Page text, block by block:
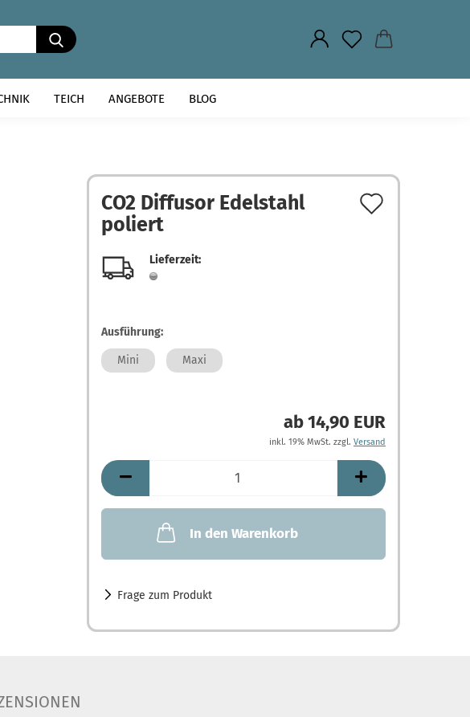
Suche...
TEICH ANGEBOTE BLOG
CO2 Diffusor Edelstahl
poliert
Lieferzeit:
Ausführung:
Mini Maxi
ab 14,90 EUR
inkl. 19% MwSt. zzgl. Versand
In den Warenkorb
Frage zum Produkt